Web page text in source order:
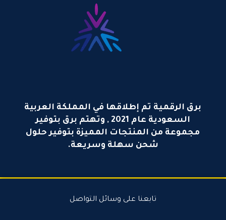
برق الرقمية تم إطلاقها في المملكة العربية
السعودية عام 2021 , وتهتم برق بتوفير
مجموعة من المنتجات المميزة بتوفير حلول
شحن سهلة وسريعة.
تابعنا على وسائل التواصل